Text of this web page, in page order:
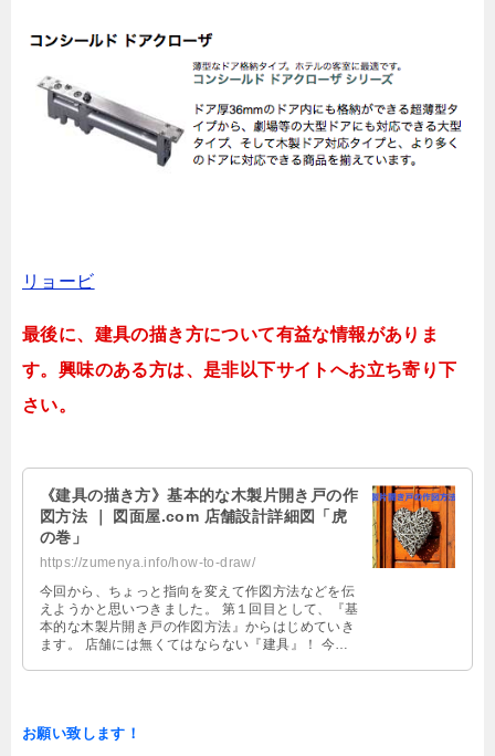
リョービ
最後に、建具の描き方について有益な情報がありま
す。興味のある方は、是非以下サイトへお立ち寄り下
さい。
《建具の描き方》基本的な木製片開き戸の作
図方法 ｜ 図面屋.com 店舗設計詳細図「虎
の巻」
https://zumenya.info/how-to-draw/
今回から、ちょっと指向を変えて作図方法などを伝
えようかと思いつきました。 第１回目として、『基
本的な木製片開き戸の作図方法』からはじめていき
ます。 店舗には無くてはならない『建具』！ 今回
お願い致します！